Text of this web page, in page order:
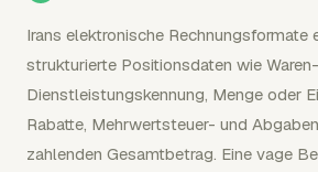
Irans elektronische Rechnungsformate
strukturierte Positionsdaten wie
Dienstleistungskennung, Menge oder
Rabatte, Mehrwertsteuer- und
zahlenden Gesamtbetrag. Eine vage